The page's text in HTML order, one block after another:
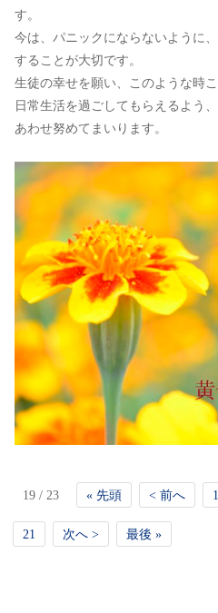
す。
今は、パニックにならないように
することが大切です。
生徒の幸せを願い、このような時
日常生活を過ごしてもらえるよう
あわせ努めてまいります。
19 / 23 « 先頭 < 前へ
21 次へ > 最後 »